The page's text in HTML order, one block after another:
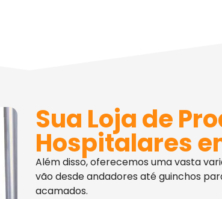
Sua Loja de
Hospitalares
Além disso, oferecemos uma vasta
vão desde andadores até guinchos
acamados.